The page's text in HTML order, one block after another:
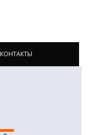
КОНТАКТЫ